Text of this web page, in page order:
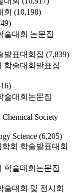
회 (10,198)
술대회 논문집
발표대회집 (7,839)
학술대회발표집
술대회논문집
Society
Science (6,205)
회 학술발표대회
학술대회논문집
술대회 및 전시회